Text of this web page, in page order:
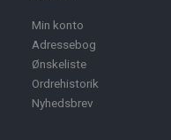
Min konto
Adressebog
Ønskeliste
Ordrehistorik
Nyhedsbrev